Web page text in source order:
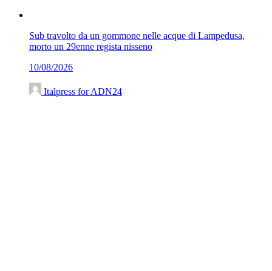
Sub travolto da un gommone nelle acque di Lampedusa,
morto un 29enne regista nisseno
10/08/2026
Italpress for ADN24